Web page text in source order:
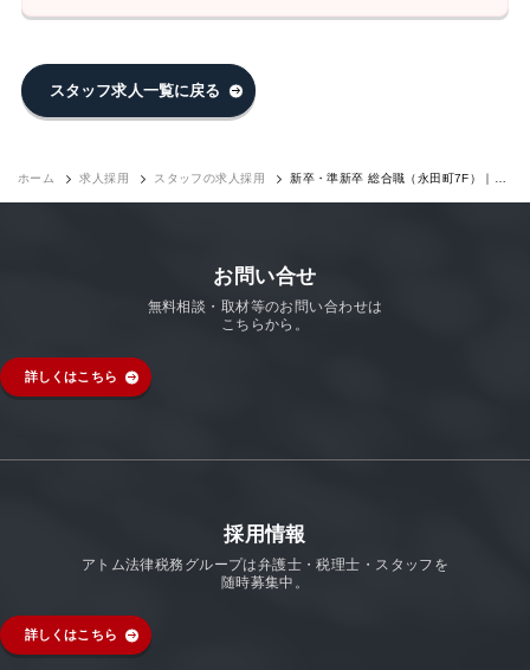
スタッフ求人一覧に戻る
ホーム 求人採用 スタッフの求人採用
新卒・準新卒 総合職（永田町7F）｜求
お問い合せ
無料相談・取材等のお問い合わせは
こちらから。
詳しくはこちら
採用情報
アトム法律税務グループは弁護士・税理士・スタッフを
随時募集中。
詳しくはこちら